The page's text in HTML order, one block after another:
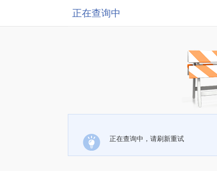
正在查询中
正在查询中，请刷新重试